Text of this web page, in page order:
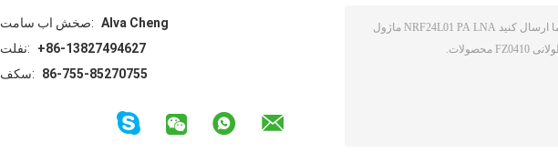
تماس با شخص: Alva Cheng
تلفن:
+86-13827494627
فکس:
86-755-85270755